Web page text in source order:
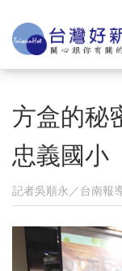
方盒的秘
忠義國小
記者吳順永／台南報